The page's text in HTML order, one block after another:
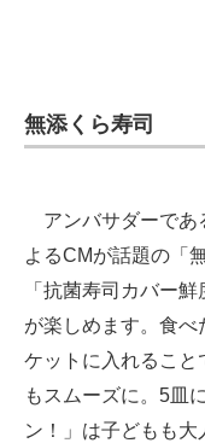
無添くら寿司
アンバサダーであ
よるCMが話題の「
「抗菌寿司カバー
が楽しめます。食
ケットに入れること
もスムーズに。5皿
ン！」は子どもも大